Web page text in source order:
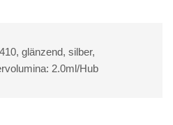
glänzend, silber,
2.0ml/Hub